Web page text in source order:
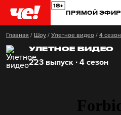
ПРЯМОЙ ЭФИР
Главная / Шоу / Улетное видео / 4 сезон
УЛЕТНОЕ ВИДЕО
223 выпуск ∙ 4 сезон